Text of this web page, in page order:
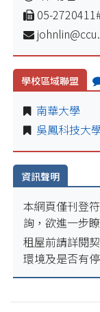
05-
學校區域聯盟
南華大學
吳鳳科技大
資訊聲明
本網頁僅刊登
詢，欲進一步
租屋前請詳閱
環境及是否有